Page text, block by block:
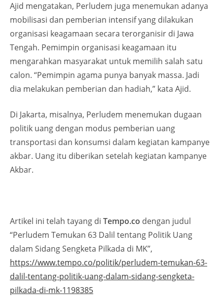
Ajid mengatakan, Perludem juga menemukan adanya
mobilisasi dan pemberian intensif yang dilakukan
organisasi keagamaan secara terorganisir di Jawa
Tengah. Pemimpin organisasi keagamaan itu
mengarahkan masyarakat untuk memilih salah satu
calon. “Pemimpin agama punya banyak massa. Jadi
dia melakukan pemberian dan hadiah,” kata Ajid.
Di Jakarta, misalnya, Perludem menemukan dugaan
politik uang dengan modus pemberian uang
transportasi dan konsumsi dalam kegiatan kampanye
akbar. Uang itu diberikan setelah kegiatan kampanye
Akbar.
Artikel ini telah tayang di Tempo.co dengan judul
“Perludem Temukan 63 Dalil tentang Politik Uang
dalam Sidang Sengketa Pilkada di MK”,
https://www.tempo.co/politik/perludem-temukan-63-
dalil-tentang-politik-uang-dalam-sidang-sengketa-
pilkada-di-mk-1198385